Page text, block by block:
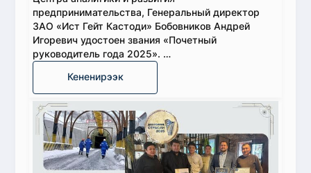
предпринимательства, Генеральный директор
ЗАО «Ист Гейт Кастоди» Бобовников Андрей
Игоревич удостоен звания «Почетный
руководитель года 2025». …
Кененирээк